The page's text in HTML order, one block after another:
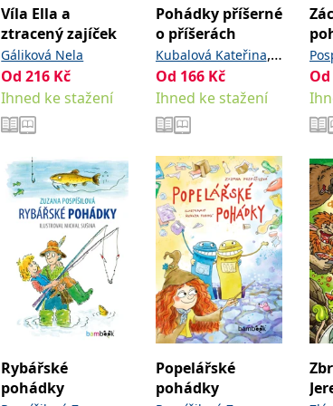
Víla Ella a
ztracený zajíček
Gáliková Nela
Od216 Kč
Ihned ke stažení
Pohádky příšerné
o příšerách
Kubalová Kateřina,
Šmalcová Markéta
Od 166 Kč
Ihned ke stažení
Od
Rybářské
pohádky
Popelářské
pohádky